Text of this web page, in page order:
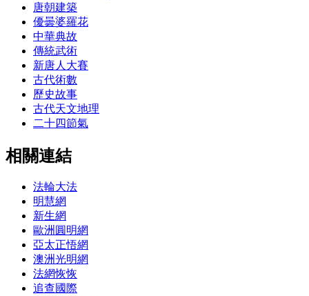
唐朝建築
優曇婆羅花
中華典故
傳統武術
新唐人大賽
古代術數
歷史故事
古代天文地理
二十四節氣
相關連結
法輪大法
明慧網
新生網
歐洲圓明網
亞太正悟網
澳洲光明網
法網恢恢
追查國際